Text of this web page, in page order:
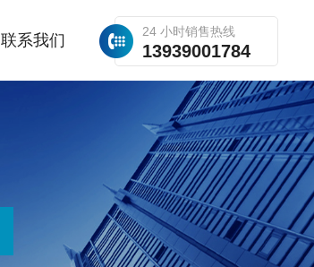
24 小时销售热线
13939001784
联系我们